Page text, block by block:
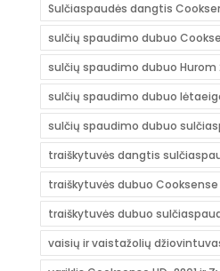
Sulčiaspaudės dangtis
sulčių spaudimo dubuo
sulčių spaudimo dubuo Hurom
sulčių spaudimo dubuo
sulčių spaudimo dubuo
traiškytuvės dangtis
traiškytuvės dubuo Cooksense
traiškytuvės dubuo
vaisių ir vaistažolių